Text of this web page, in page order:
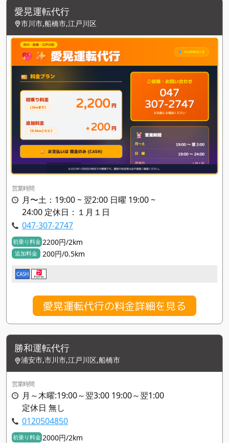
愛晃運転代行
市川市,船橋市,江戸川区
営業時間
月〜土：19:00 ~ 翌2:00 日曜 19:00 ~
24:00 定休日：１月１日
047-307-2747
初乗り料金 2200円/2km
追加料金 200円/0.5km
CASH
愛晃運転代行の料金詳細を見る
勝和運転代行
浦安市,市川市,江戸川区,船橋市
営業時間
月～木曜:19:00～翌3:00 19:00～翌1:00
定休日 無し
0120504850
初乗り料金 2000円/2km